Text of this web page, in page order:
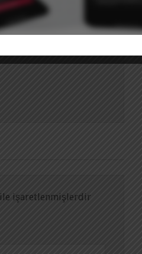
ile işaretlenmişlerdir